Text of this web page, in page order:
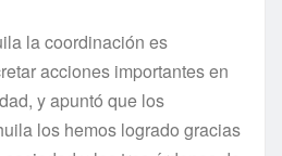
la coordinación es
acciones importantes en
y apuntó que los
los hemos logrado gracias